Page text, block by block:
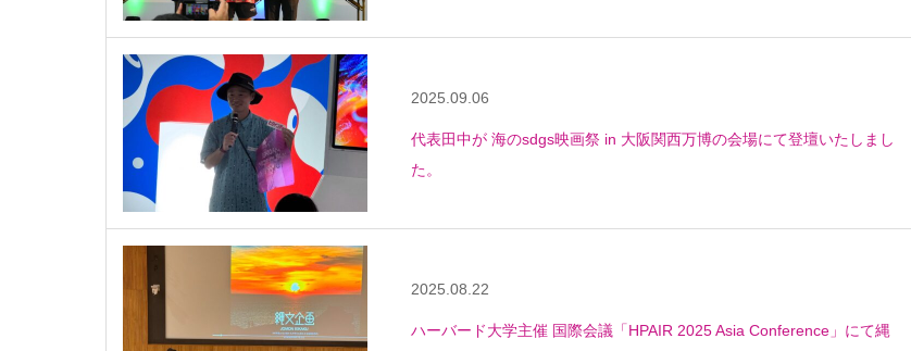
2025.09.06
代表田中が 海のsdgs映画祭 in 大阪関西万博の会場にて登壇いたしまし
た。
2025.08.22
ハーバード大学主催 国際会議「HPAIR 2025 Asia Conference」にて縄